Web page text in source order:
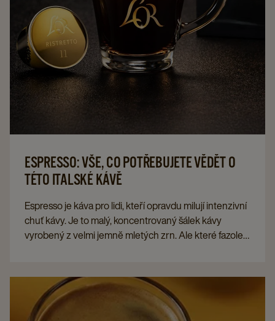
ESPRESSO: VŠE, CO POTŘEBUJETE VĚDĚT O
TÉTO ITALSKÉ KÁVĚ
Espresso je káva pro lidi, kteří opravdu milují intenzivní
chuť kávy. Je to malý, koncentrovaný šálek kávy
vyrobený z velmi jemně mletých zrn. Ale které fazole